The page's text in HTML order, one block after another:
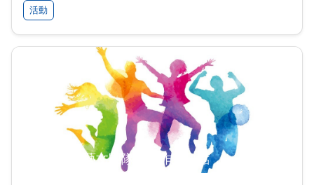
活動
客家委員會藝文團隊補助作業要點